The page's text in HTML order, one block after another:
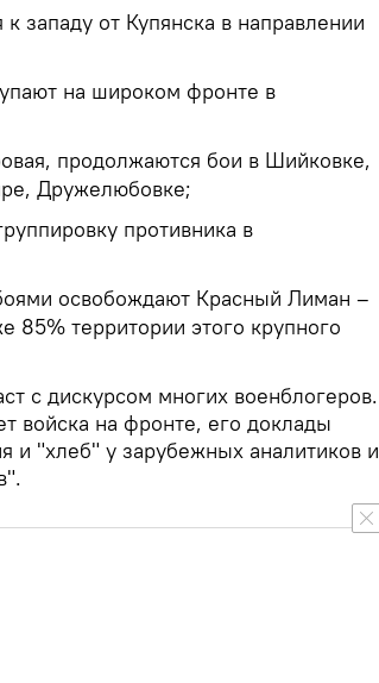
западу от Купянска в направлении
на широком фронте в
продолжаются бои в Шийковке,
Дружелюбовке;
противника в
освобождают Красный Лиман –
85% территории этого крупного
с дискурсом многих военблогеров.
войска на фронте, его доклады
и "хлеб" у зарубежных аналитиков и